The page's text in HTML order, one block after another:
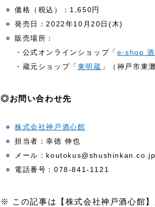
価格（税込）：1,650円
発売日：2022年10月20日(木)
販売場所：
・公式オンラインショップ「 e-shop 酒
・蔵元ショップ「 東明蔵 」（神戸市東
◎お問い合わせ先
株式会社神戸酒心館
担当者：幸徳 伸也
メール：koutokus@shushinkan.co.jp
電話番号：078-841-1121
※ この記事は【株式会社神戸酒心館